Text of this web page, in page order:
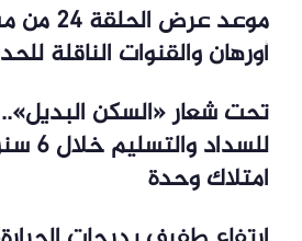
موعد
أورهان والقنوات الناقلة
امتلاك وحدة